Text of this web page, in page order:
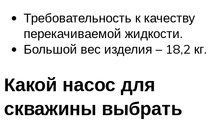
Требовательность к качеству
перекачиваемой жидкости.
Большой вес изделия – 18,2 кг.
Какой насос для
скважины выбрать